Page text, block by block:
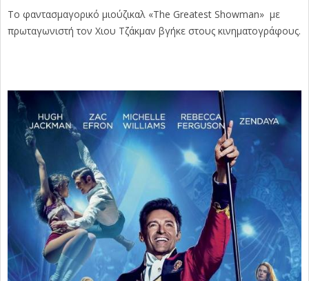
Το φαντασμαγορικό μιούζικαλ «The Greatest Showman» με
πρωταγωνιστή τον Χιου Τζάκμαν βγήκε στους κινηματογράφους.